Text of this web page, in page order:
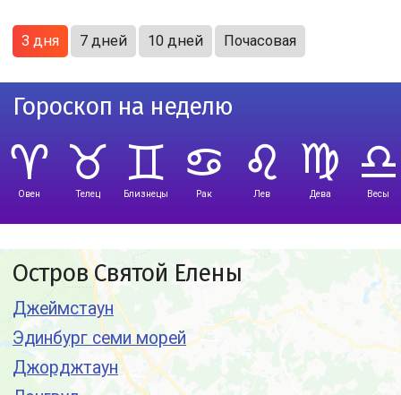
3 дня 7 дней 10 дней Почасовая
Гороскоп на неделю
Овен Телец Близнецы Рак Лев Дева Весы
Остров Святой Елены
Джеймстаун
Эдинбург семи морей
Джорджтаун